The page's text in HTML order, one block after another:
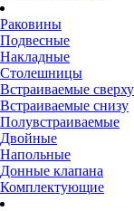
Раковины
Подвесные
Накладные
Столешницы
Встраиваемые сверху
Встраиваемые снизу
Полувстраиваемые
Двойные
Напольные
Донные клапана
Комплектующие